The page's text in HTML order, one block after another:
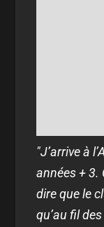
"J’arrive à
années + 3.
dire que le
qu’au fil